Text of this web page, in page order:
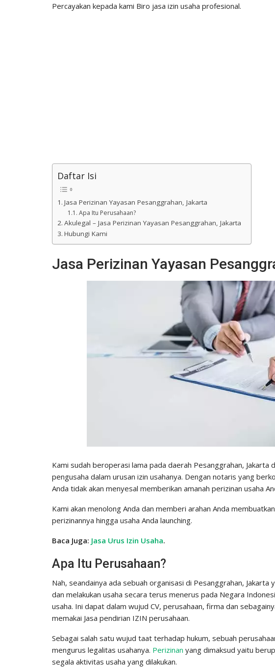
Percayakan kepada kami Biro jasa izin usaha profesional.
Daftar Isi
Jasa Perizinan Yayasan Pesanggrahan, Jakarta
Apa Itu Perusahaan?
Akulegal – Jasa Perizinan Yayasan Pesanggrahan, Jakarta
Hubungi Kami
Jasa Perizinan Yayasan
Kami sudah beroperasi lama pada daerah Pesanggrahan, Jakarta
pengusaha dalam urusan izin usahanya. Dengan notaris yang
Anda tidak akan menyesal memberikan amanah perizinan usaha
Kami akan menolong Anda dan memberi arahan Anda
perizinannya hingga usaha Anda launching.
Baca Juga: Jasa Urus Izin Usaha.
Apa Itu Perusahaan?
Nah, seandainya ada sebuah organisasi di Pesanggrahan, Jakarta
dan melakukan usaha secara terus menerus pada Negara
usaha. Ini dapat dalam wujud CV, perusahaan, firma dan
memakai Jasa pendirian IZIN perusahaan.
Sebagai salah satu wujud taat terhadap hukum, sebuah
mengurus legalitas usahanya. Perizinan yang dimaksud yaitu
segala aktivitas usaha yang dilakukan.